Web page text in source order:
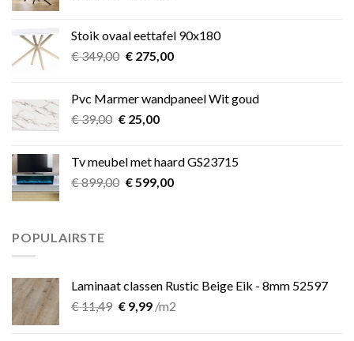
€ 349,00.€ 275,00.
Stoik ovaal eettafel 90x180
€349,00 Oorspronkelijke
€ 349,00.
€275,00Huidige
€ 275,00.
Pvc Marmer wandpaneel Wit goud
€39,00 Oorspronkelijke
€ 39,00.
€25,00Huidige
€ 25,00.
Tv meubel met haard GS23715
€899,00 Oorspronkelijke
€599,00Huidige
POPULAIRSTE
Laminaat classen Rustic Beige Eik - 8mm 52597
€11,49 Oorspronkelijke
€9,99Huidige
/m2